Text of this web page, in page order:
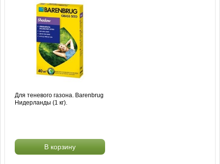
Для теневого газона. Barenbrug
Нидерланды (1 кг).
В корзину